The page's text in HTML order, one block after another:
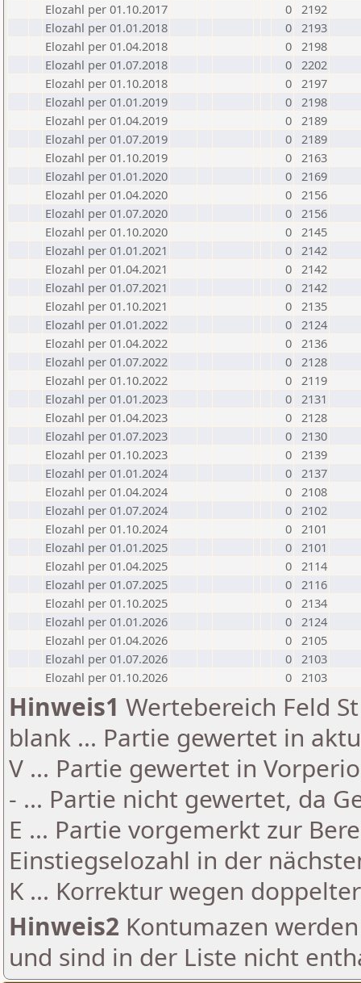
Elozahl per 01.10.2017
0 2192
Elozahl per 01.01.2018
0 2193
Elozahl per 01.04.2018
0 2198
Elozahl per 01.07.2018
0 2202
Elozahl per 01.10.2018
0 2197
Elozahl per 01.01.2019
0 2198
Elozahl per 01.04.2019
0 2189
Elozahl per 01.07.2019
0 2189
Elozahl per 01.10.2019
0 2163
Elozahl per 01.01.2020
0 2169
Elozahl per 01.04.2020
0 2156
Elozahl per 01.07.2020
0 2156
Elozahl per 01.10.2020
0 2145
Elozahl per 01.01.2021
0 2142
Elozahl per 01.04.2021
0 2142
Elozahl per 01.07.2021
0 2142
Elozahl per 01.10.2021
0 2135
Elozahl per 01.01.2022
0 2124
Elozahl per 01.04.2022
0 2136
Elozahl per 01.07.2022
0 2128
Elozahl per 01.10.2022
0 2119
Elozahl per 01.01.2023
0 2131
Elozahl per 01.04.2023
0 2128
Elozahl per 01.07.2023
0 2130
Elozahl per 01.10.2023
0 2139
Elozahl per 01.01.2024
0 2137
Elozahl per 01.04.2024
0 2108
Elozahl per 01.07.2024
0 2102
Elozahl per 01.10.2024
0 2101
Elozahl per 01.01.2025
0 2101
Elozahl per 01.04.2025
0 2114
Elozahl per 01.07.2025
0 2116
Elozahl per 01.10.2025
0 2134
Elozahl per 01.01.2026
0 2124
Elozahl per 01.04.2026
0 2105
Elozahl per 01.07.2026
0 2103
Elozahl per 01.10.2026
0 2103
Hinweis1 Wertebereich Feld
blank ... Partie gewertet in
V ... Partie gewertet in
- ... Partie nicht gewertet, da
E ... Partie vorgemerkt zur
Einstiegselozahl in der
K ... Korrektur wegen
Hinweis2 Kontumazen
und sind in der Liste nicht